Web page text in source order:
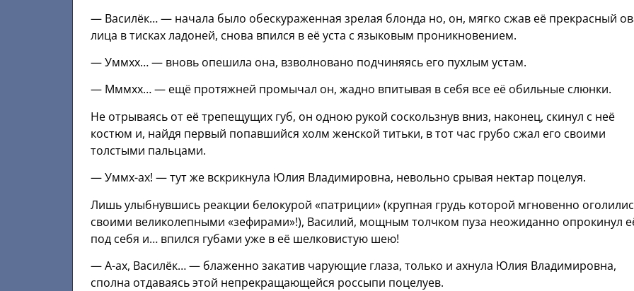
— Василёк… — начала было обескураженная зрелая блонда но, он, мягко сжав её прекрасный
лица в тисках ладоней, снова впился в её уста с языковым проникновением.
— Уммхх… — вновь опешила она, взволновано подчиняясь его пухлым устам.
— Мммхх… — ещё протяжней промычал он, жадно впитывая в себя все её обильные слюнки.
Не отрываясь от её трепещущих губ, он одною рукой соскользнув вниз, наконец, скинул с неё
костюм и, найдя первый попавшийся холм женской титьки, в тот час грубо сжал его своими
толстыми пальцами.
— Уммх-ах! — тут же вскрикнула Юлия Владимировна, невольно срывая нектар поцелуя.
Лишь улыбнувшись реакции белокурой «патриции» (крупная грудь которой мгновенно
своими великолепными «зефирами»!), Василий, мощным толчком пуза неожиданно опрокинул
под себя и… впился губами уже в её шелковистую шею!
— А-ах, Василёк… — блаженно закатив чарующие глаза, только и ахнула Юлия Владимировна,
сполна отдаваясь этой непрекращающейся россыпи поцелуев.